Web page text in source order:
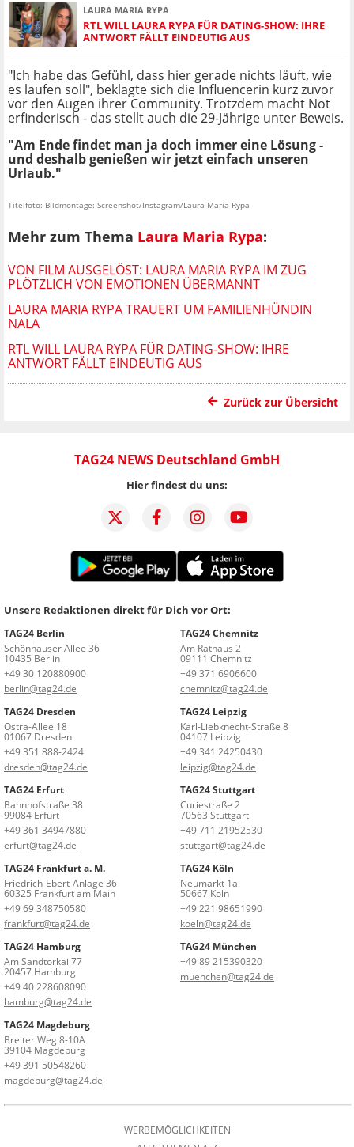
LAURA MARIA RYPA
RTL WILL LAURA RYPA FÜR DATING-SHOW: IHRE
ANTWORT FÄLLT EINDEUTIG AUS
"Ich habe das Gefühl, dass hier gerade nichts läuft, wie
es laufen soll", beklagte sich die Influencerin kurz zuvor
vor den Augen ihrer Community. Trotzdem macht Not
erfinderisch - das stellt auch die 29-Jährige unter Beweis.
"Am Ende findet man ja doch immer eine Lösung -
und deshalb genießen wir jetzt einfach unseren
Urlaub."
Titelfoto: Bildmontage: Screenshot/Instagram/Laura Maria Rypa
Mehr zum Thema Laura Maria Rypa:
VON FILM AUSGELÖST: LAURA MARIA RYPA IM ZUG
PLÖTZLICH VON EMOTIONEN ÜBERMANNT
LAURA MARIA RYPA TRAUERT UM FAMILIENHÜNDIN
NALA
RTL WILL LAURA RYPA FÜR DATING-SHOW: IHRE
ANTWORT FÄLLT EINDEUTIG AUS
Zurück zur Übersicht
TAG24 NEWS Deutschland GmbH
Hier findest du uns:
Unsere Redaktionen direkt für Dich vor Ort:
TAG24 Berlin
Schönhauser Allee 36
10435 Berlin
+49 30 120880900
berlin@tag24.de
TAG24 Chemnitz
Am Rathaus 2
09111 Chemnitz
+49 371 6906600
chemnitz@tag24.de
TAG24 Dresden
Ostra-Allee 18
01067 Dresden
+49 351 888-2424
dresden@tag24.de
TAG24 Leipzig
Karl-Liebknecht-Straße 8
04107 Leipzig
+49 341 24250430
leipzig@tag24.de
TAG24 Erfurt
Bahnhofstraße 38
99084 Erfurt
+49 361 34947880
erfurt@tag24.de
TAG24 Stuttgart
Curiestraße 2
70563 Stuttgart
+49 711 21952530
stuttgart@tag24.de
TAG24 Frankfurt a. M.
Friedrich-Ebert-Anlage 36
60325 Frankfurt am Main
+49 69 348750580
frankfurt@tag24.de
TAG24 Köln
Neumarkt 1a
50667 Köln
+49 221 98651990
koeln@tag24.de
TAG24 Hamburg
Am Sandtorkai 77
20457 Hamburg
+49 40 228608090
hamburg@tag24.de
TAG24 München
+49 89 215390320
muenchen@tag24.de
TAG24 Magdeburg
Breiter Weg 8-10A
39104 Magdeburg
+49 391 50548260
magdeburg@tag24.de
WERBEMÖGLICHKEITEN